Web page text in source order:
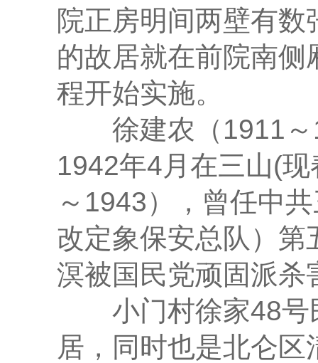
院正房明间两壁有
的故居就在前院南
程开始实施。
徐建农（1911～
1942年4月在三山(
～1943），曾任中
改定象保安总队）
溟被国民党顽固派杀
小门村徐家48号
居，同时也是北仑